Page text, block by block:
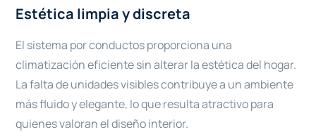
Estética limpia y discreta
El sistema por conductos proporciona una
climatización eficiente sin alterar la estética del hogar.
La falta de unidades visibles contribuye a un ambiente
más fluido y elegante, lo que resulta atractivo para
quienes valoran el diseño interior.